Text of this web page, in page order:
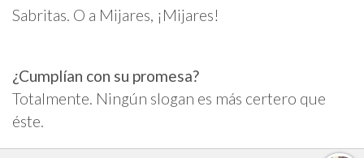
Sabritas. O a Mijares, ¡Mijares!
¿Cumplían con su promesa?
Totalmente. Ningún slogan es más certero que
éste.